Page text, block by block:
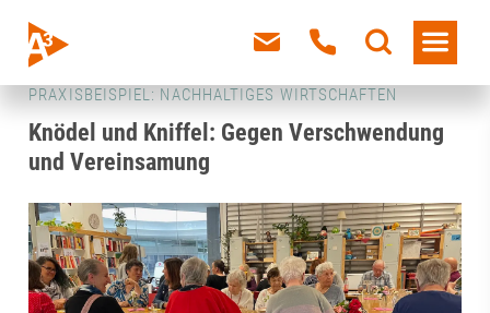
PRAXISBEISPIEL: NACHHALTIGES WIRTSCHAFTEN
Knödel und Kniffel: Gegen Verschwendung
und Vereinsamung